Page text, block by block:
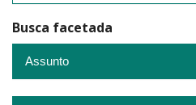
Busca facetada
Assunto